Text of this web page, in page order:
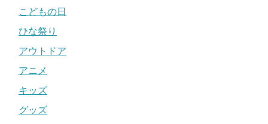
こどもの日
ひな祭り
アウトドア
アニメ
キッズ
グッズ